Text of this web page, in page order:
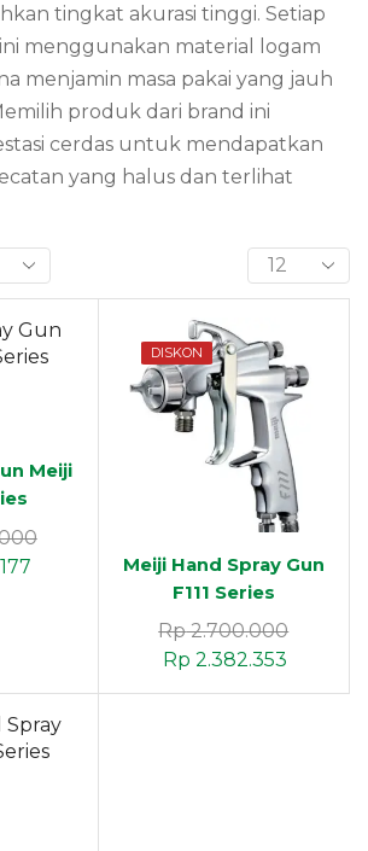
tingkat akurasi tinggi. Setiap
menggunakan material logam
menjamin masa pakai yang jauh
produk dari brand ini
cerdas untuk mendapatkan
yang halus dan terlihat
Meiji
DISKON
Meiji Hand Spray Gun
F111 Series
Rp2.700.000
Rp 2.382.353